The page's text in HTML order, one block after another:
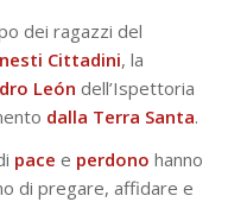
dei ragazzi del
Cittadini, la
León dell’Ispettoria
dalla Terra Santa.
pace e perdono hanno
di pregare, affidare e